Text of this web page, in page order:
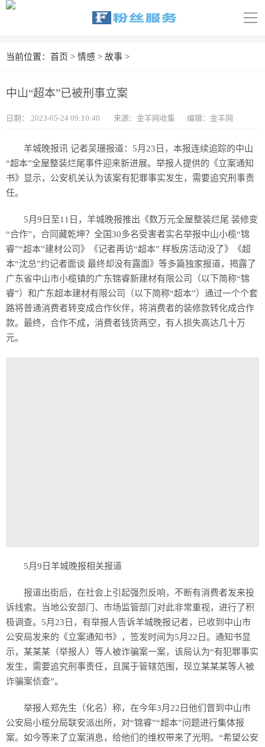
导
首页
体育
财经
旅游
育儿
历史
美食
军事
当前位置： 首页 > 情感 > 故事 >
中山“超本”已被刑事立案
日期： 2023-05-24 09:10:40 来源：金羊网收集 编辑：金羊网
羊城晚报讯 记者吴珊报道：5月23日，本报连续追踪的中山
“超本”全屋整装烂尾事件迎来新进展。举报人提供的《立案通知
书》显示，公安机关认为该案有犯罪事实发生，需要追究刑事责
任。
5月9日至11日，羊城晚报推出《数万元全屋整装烂尾 装修变
“合作”，合同藏乾坤？全国30多名受害者实名举报中山小榄“锦
睿”“超本”建材公司》《记者再访“超本” 样板房活动没了》《超
本“沈总”约记者面谈 最终却没有露面》等多篇独家报道，揭露了
广东省中山市小榄镇的广东锦睿新建材有限公司（以下简称“锦
睿”）和广东超本建材有限公司（以下简称“超本”）通过一个个套
路将普通消费者转变成合作伙伴，将消费者的装修款转化成合作
款。最终，合作不成，消费者钱货两空，有人损失高达几十万
元。
5月9日羊城晚报相关报道
报道出街后，在社会上引起强烈反响，不断有消费者发来投
诉线索。当地公安部门、市场监管部门对此非常重视，进行了积
极调查。5月23日，有举报人告诉羊城晚报记者，已收到中山市
公安局发来的《立案通知书》，签发时间为5月22日。通知书显
示，某某某（举报人）等人被诈骗案一案，该局认为“有犯罪事实
发生，需要追究刑事责任，且属于管辖范围，现立某某某等人被
诈骗案侦查”。
举报人郑先生（化名）称，在今年3月22日他们曾到中山市
公安局小榄分局联安派出所，对“锦睿”“超本”问题进行集体报
案。如今等来了立案消息，给他们的维权带来了光明。“希望公安